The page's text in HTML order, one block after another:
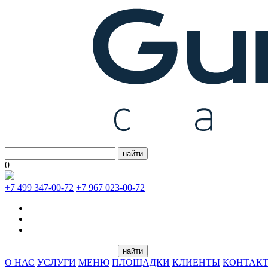
найти
0
+7 499 347-00-72 +7 967 023-00-72
найти
О НАС УСЛУГИ МЕНЮ ПЛОЩАДКИ КЛИЕНТЫ